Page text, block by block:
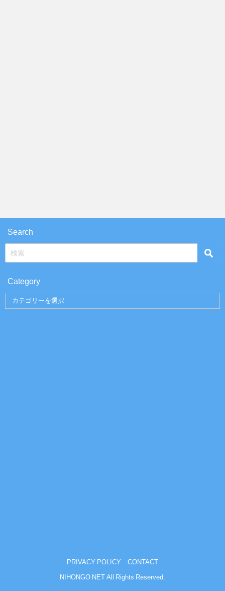
Search
Category
PRIVACY POLICY CONTACT
NIHONGO NET All Rights Reserved.